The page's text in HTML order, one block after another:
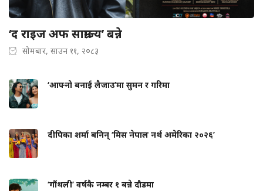
‘द राइज अफ साम्राज्य’ बन्ने
सोमबार, साउन ११, २०८३
‘आफ्नो बनाई लैजाउ’मा सुमन र गरिमा
दीपिका शर्मा बनिन् ‘मिस नेपाल नर्थ अमेरिका २०२६’
‘गौंथली’ वर्षकै नम्बर १ बन्ने दौडमा